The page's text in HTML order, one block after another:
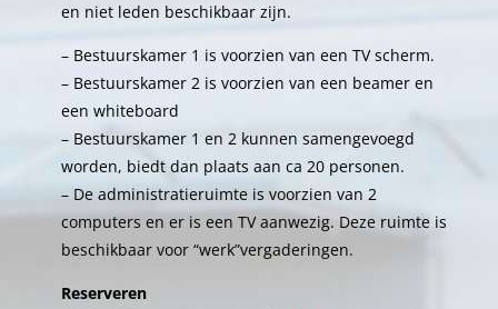
en niet leden beschikbaar zijn.
– Bestuurskamer 1 is voorzien van een TV scherm.
– Bestuurskamer 2 is voorzien van een beamer en
een whiteboard
– Bestuurskamer 1 en 2 kunnen samengevoegd
worden, biedt dan plaats aan ca 20 personen.
– De administratieruimte is voorzien van 2
computers en er is een TV aanwezig. Deze ruimte is
beschikbaar voor “werk”vergaderingen.
Reserveren